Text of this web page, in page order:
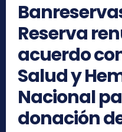
Reserva
acuerdo
Salud y
Nacional
donación